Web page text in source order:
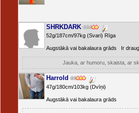
SHRKDARK
52g/187cm/97kg (Svari) Rīga
Augstākā vai bakalaura grāds Ir
Jauka, ar humoru, skaista, ar
Harrold
47g/180cm/103kg (Dvīņi)
Augstākā vai bakalaura grāds